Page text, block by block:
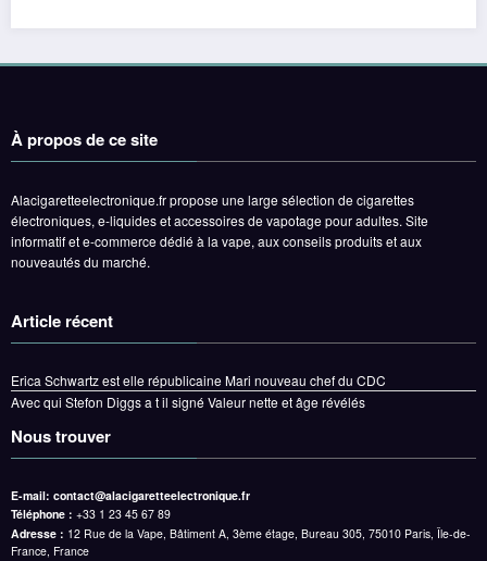
À propos de ce site
Alacigaretteelectronique.fr propose une large sélection de cigarettes
électroniques, e-liquides et accessoires de vapotage pour adultes. Site
informatif et e-commerce dédié à la vape, aux conseils produits et aux
nouveautés du marché.
Article récent
Erica Schwartz est elle républicaine Mari nouveau chef du CDC
Avec qui Stefon Diggs a t il signé Valeur nette et âge révélés
Nous trouver
E-mail: contact@alacigaretteelectronique.fr
Téléphone : +33 1 23 45 67 89
Adresse : 12 Rue de la Vape, Bâtiment A, 3ème étage, Bureau 305, 75010 Paris, Île-de-
France, France